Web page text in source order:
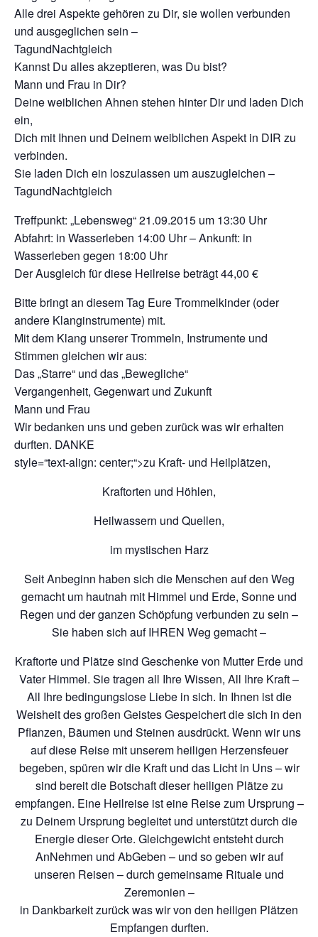
Alle drei Aspekte gehören zu Dir, sie wollen verbunden
und ausgeglichen sein –
TagundNachtgleich
Kannst Du alles akzeptieren, was Du bist?
Mann und Frau in Dir?
Deine weiblichen Ahnen stehen hinter Dir und laden Dich
ein,
Dich mit Ihnen und Deinem weiblichen Aspekt in DIR zu
verbinden.
Sie laden Dich ein loszulassen um auszugleichen –
TagundNachtgleich
Treffpunkt: „Lebensweg“ 21.09.2015 um 13:30 Uhr
Abfahrt: in Wasserleben 14:00 Uhr – Ankunft: in
Wasserleben gegen 18:00 Uhr
Der Ausgleich für diese Heilreise beträgt 44,00 €
Bitte bringt an diesem Tag Eure Trommelkinder (oder
andere Klanginstrumente) mit.
Mit dem Klang unserer Trommeln, Instrumente und
Stimmen gleichen wir aus:
Das „Starre“ und das „Bewegliche“
Vergangenheit, Gegenwart und Zukunft
Mann und Frau
Wir bedanken uns und geben zurück was wir erhalten
durften. DANKE
style=“text-align: center;“>zu Kraft- und Heilplätzen,
Kraftorten und Höhlen,
Heilwassern und Quellen,
im mystischen Harz
Seit Anbeginn haben sich die Menschen auf den Weg
gemacht um hautnah mit Himmel und Erde, Sonne und
Regen und der ganzen Schöpfung verbunden zu sein –
Sie haben sich auf IHREN Weg gemacht –
Kraftorte und Plätze sind Geschenke von Mutter Erde und
Vater Himmel. Sie tragen all Ihre Wissen, All Ihre Kraft –
All Ihre bedingungslose Liebe in sich. In Ihnen ist die
Weisheit des großen Geistes Gespeichert die sich in den
Pflanzen, Bäumen und Steinen ausdrückt. Wenn wir uns
auf diese Reise mit unserem heiligen Herzensfeuer
begeben, spüren wir die Kraft und das Licht in Uns – wir
sind bereit die Botschaft dieser heiligen Plätze zu
empfangen. Eine Heilreise ist eine Reise zum Ursprung –
zu Deinem Ursprung begleitet und unterstützt durch die
Energie dieser Orte. Gleichgewicht entsteht durch
AnNehmen und AbGeben – und so geben wir auf
unseren Reisen – durch gemeinsame Rituale und
Zeremonien –
in Dankbarkeit zurück was wir von den heiligen Plätzen
Empfangen durften.